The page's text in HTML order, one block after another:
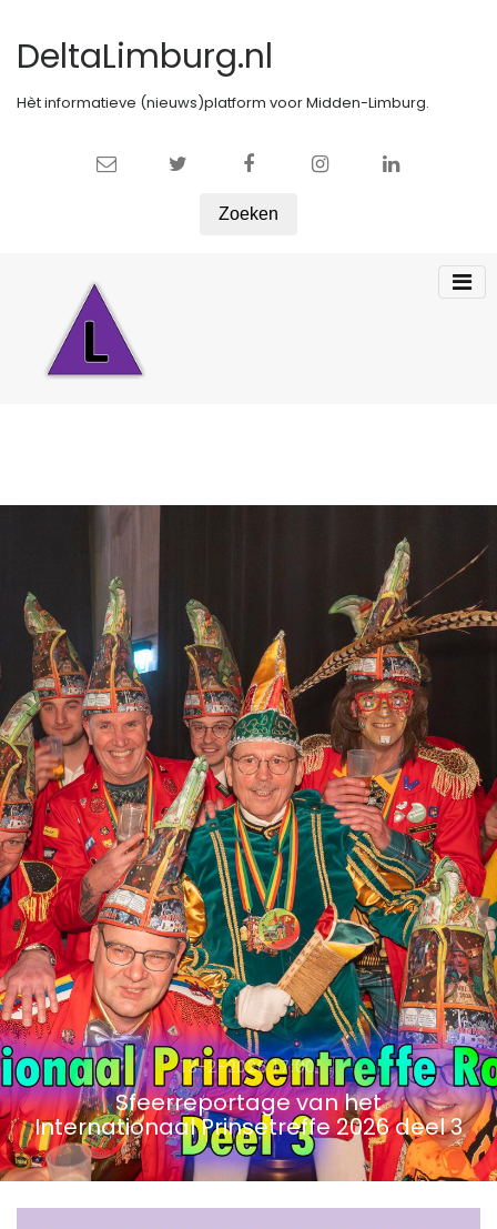
DeltaLimburg.nl
Hèt informatieve (nieuws)platform voor Midden-Limburg.
Zoeken
13-2-2026 17:00
Sfeerreportage van het
Internationaal Prinsetreffe 2026 deel 3